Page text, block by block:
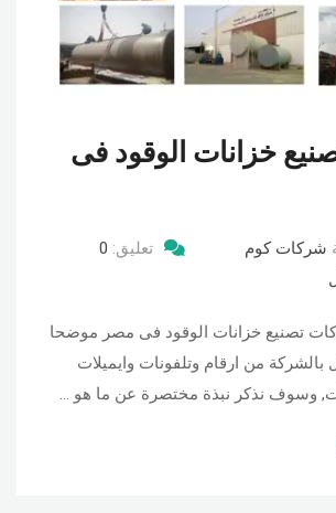
خزانات الوقود فى
شركات كوم تعليق: 0
تصنيع خزانات الوقود فى مصر موضحا
بالشركة من ارقام وتلفونات وايميلات
وسوف نذكر نبذة مختصرة عن ما هو …